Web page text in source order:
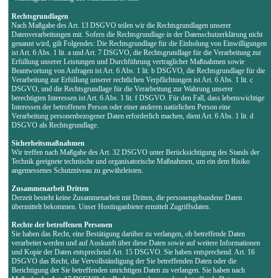
Rechtsgrundlagen
Nach Maßgabe des Art. 13 DSGVO teilen wir die Rechtsgrundlagen unserer
Datenverarbeitungen mit. Sofern die Rechtsgrundlage in der Datenschutzerklärung nicht
genannt wird, gilt Folgendes: Die Rechtsgrundlage für die Einholung von Einwilligungen
ist Art. 6 Abs. 1 lit. a und Art. 7 DSGVO, die Rechtsgrundlage für die Verarbeitung zur
Erfüllung unserer Leistungen und Durchführung vertraglicher Maßnahmen sowie
Beantwortung von Anfragen ist Art. 6 Abs. 1 lit. b DSGVO, die Rechtsgrundlage für die
Verarbeitung zur Erfüllung unserer rechtlichen Verpflichtungen ist Art. 6 Abs. 1 lit. c
DSGVO, und die Rechtsgrundlage für die Verarbeitung zur Wahrung unserer
berechtigten Interessen ist Art. 6 Abs. 1 lit. f DSGVO. Für den Fall, dass lebenswichtige
Interessen der betroffenen Person oder einer anderen natürlichen Person eine
Verarbeitung personenbezogener Daten erforderlich machen, dient Art. 6 Abs. 1 lit. d
DSGVO als Rechtsgrundlage.
Sicherheitsmaßnahmen
Wir treffen nach Maßgabe des Art. 32 DSGVO unter Berücksichtigung des Stands der
Technik geeignete technische und organisatorische Maßnahmen, um ein dem Risiko
angemessenes Schutzniveau zu gewährleisten.
Zusammenarbeit Dritten
Derzeit besteht keine Zusammenarbeit mit Dritten, die personengebundene Daten
übermittelt bekommen. Unser Hostinganbieter ermittelt Zugriffsdaten.
Rechte der betroffenen Personen
Sie haben das Recht, eine Bestätigung darüber zu verlangen, ob betreffende Daten
verarbeitet werden und auf Auskunft über diese Daten sowie auf weitere Informationen
und Kopie der Daten entsprechend Art. 15 DSGVO. Sie haben entsprechend. Art. 16
DSGVO das Recht, die Vervollständigung der Sie betreffenden Daten oder die
Berichtigung der Sie betreffenden unrichtigen Daten zu verlangen. Sie haben nach